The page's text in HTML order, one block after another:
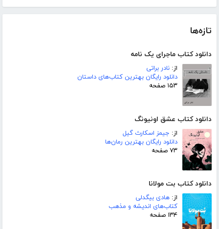
تازه‌ها
دانلود کتاب ماجرای یک نامه
از: نادر براتی
دانلود رایگان بهترین کتاب‌های داستان
۱۵۳ صفحه
دانلود کتاب عشق اونیونگ
از: جیمز اسکارث گیل
دانلود رایگان بهترین رمان‌ها
۷۳ صفحه
دانلود کتاب بت مولانا
از: هادی بیگدلی
کتاب‌های اندیشه و مذهب
۱۳۴ صفحه